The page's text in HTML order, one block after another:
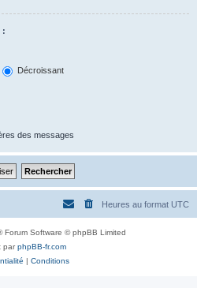
:
Décroissant
des messages
Heures au format UTC
Forum Software © phpBB Limited
parphpBB-fr.com
Conditions